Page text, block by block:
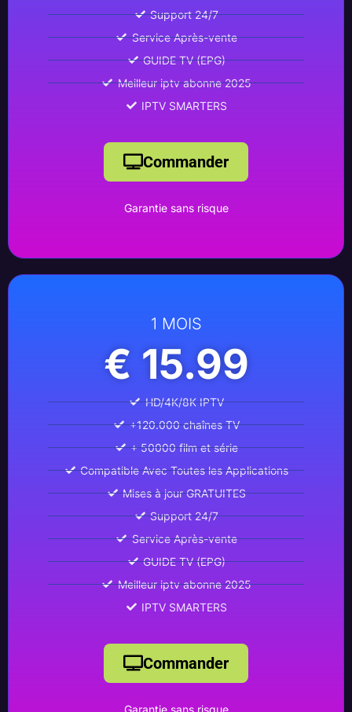
Support 24/7
Service Après-vente
GUIDE TV (EPG)
Meilleur iptv abonne 2025
IPTV SMARTERS
Commander
Garantie sans risque
1 MOIS
€ 15.99
HD/4K/8K IPTV
+120.000 chaînes TV
+ 50000 film et série
Compatible Avec Toutes les Applications
Mises à jour GRATUITES
Support 24/7
Service Après-vente
GUIDE TV (EPG)
Meilleur iptv abonne 2025
IPTV SMARTERS
Commander
Garantie sans risque